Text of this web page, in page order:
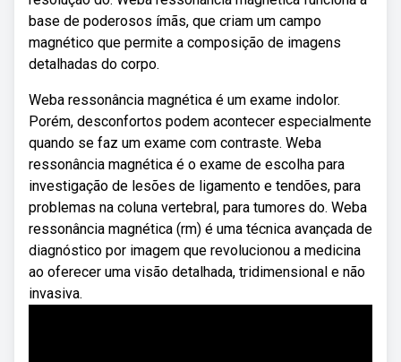
base de poderosos ímãs, que criam um campo
magnético que permite a composição de imagens
detalhadas do corpo.
Weba ressonância magnética é um exame indolor.
Porém, desconfortos podem acontecer especialmente
quando se faz um exame com contraste. Weba
ressonância magnética é o exame de escolha para
investigação de lesões de ligamento e tendões, para
problemas na coluna vertebral, para tumores do. Weba
ressonância magnética (rm) é uma técnica avançada de
diagnóstico por imagem que revolucionou a medicina
ao oferecer uma visão detalhada, tridimensional e não
invasiva.